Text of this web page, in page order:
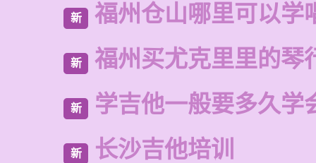
新 福州仓山哪里可以学
新 福州买尤克里里的琴
新 学吉他一般要多久学
新 长沙吉他培训